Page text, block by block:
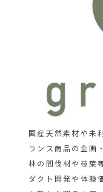
国産天然素材や未
ランス商品の企画
林の間伐材や枝葉
ダクト開発や体験